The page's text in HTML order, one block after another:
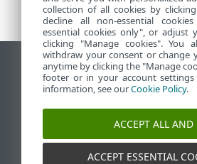
檢視桌面網站
End of Life
ESET 知識庫
ESET Status Portal
collection of all cookies by
decline all non-essential
essential cookies only", or adjust
clicking "Manage cookies".
withdraw your consent or change
anytime by clicking the "Manage
footer or in your account settings
information, see ourCookie Policy.
ACCEPT ALL AND
ACCEPT ESSENTIAL